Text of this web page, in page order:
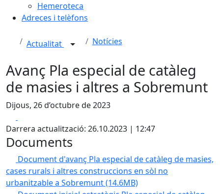
Hemeroteca
Adreces i telèfons
Actualitat Notícies
Avanç Pla especial de catàleg
de masies i altres a Sobremunt
Dijous, 26 d’octubre de 2023
Darrera actualització: 26.10.2023 | 12:47
Documents
Document d'avanç Pla especial de catàleg de masies,
cases rurals i altres construccions en sòl no
urbanitzable a Sobremunt(14.6MB)